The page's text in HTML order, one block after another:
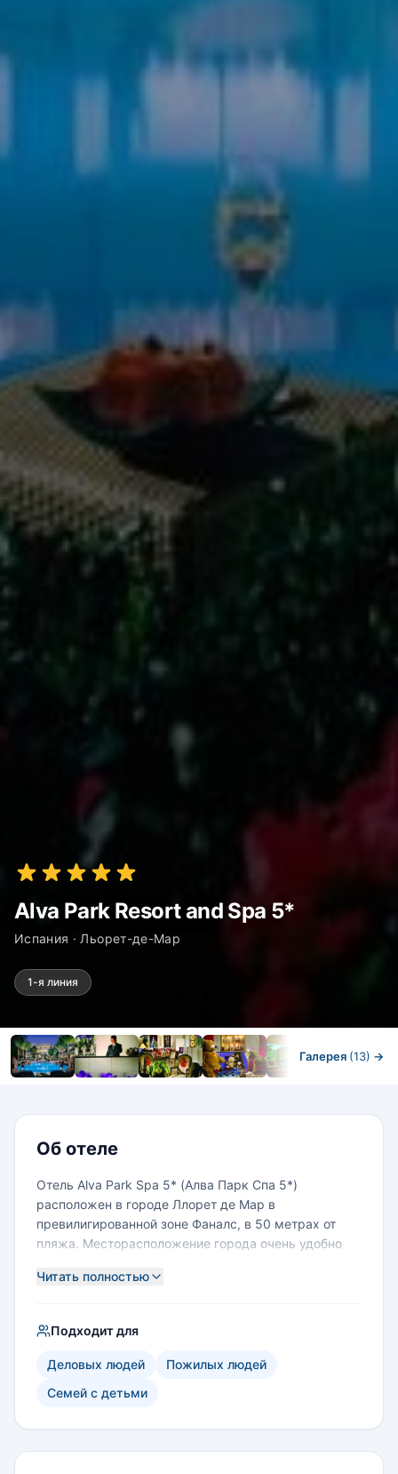
Alva Park Resort and Spa 5*
Испания · Льорет-де-Мар
1-я линия
Галерея (13) →
Об отеле
Отель Alva Park Spa 5* (Алва Парк Спа 5*)
расположен в городе Ллорет де Мар в
превилигированной зоне Фаналс, в 50 метрах от
пляжа. Месторасположение города очень удобно
как посещение Барселоны или театра-музея
небольших живописных прибрежных городков и
селений этой части Каталонии. Из отеля можно
добраться до одного из лучших гольфовых полей
Читать полностью
Подходит для
Деловых людей
Пожилых людей
Семей с детьми